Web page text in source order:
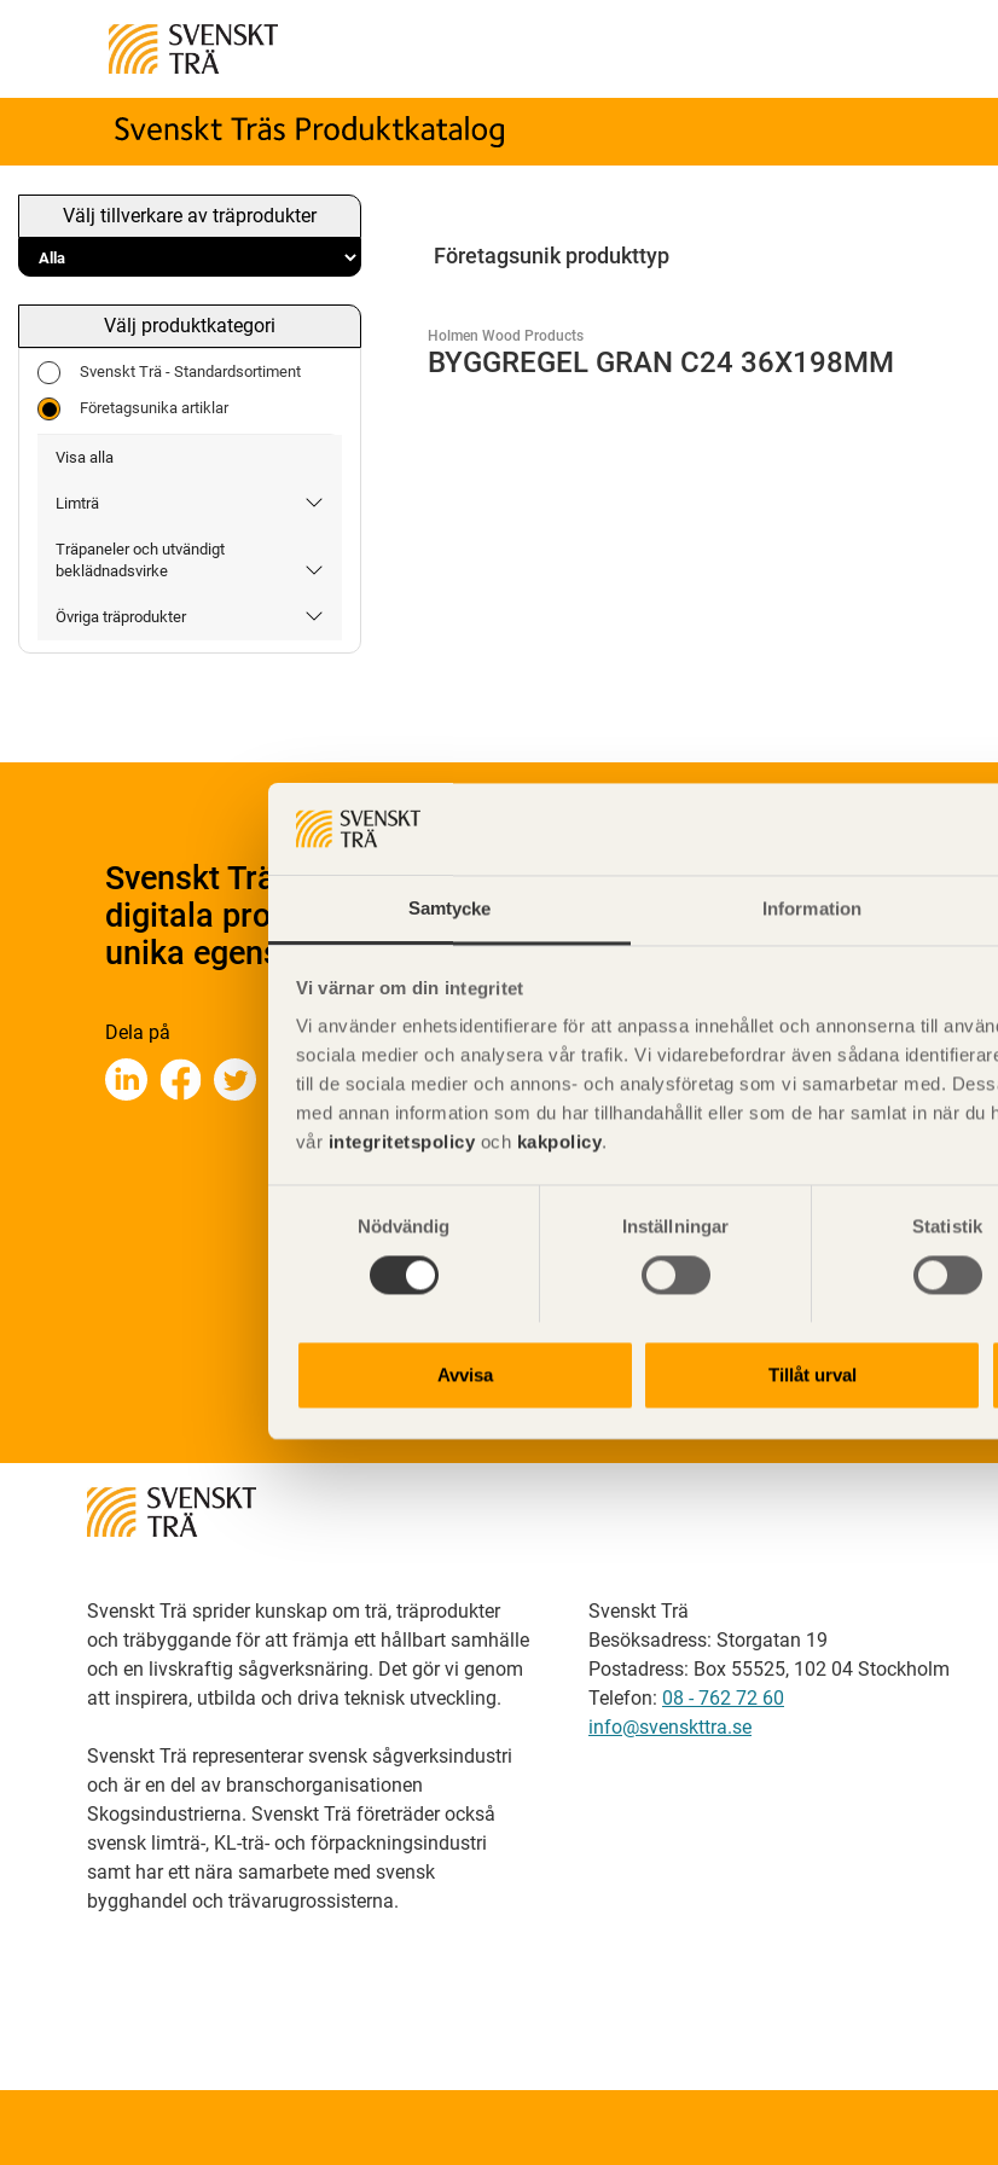
Samtycke Information
Vi värnar om din integritet
Vi använder enhetsidentifierare för att anpassa innehållet och annonserna till
sociala medier och analysera vår trafik. Vi vidarebefordrar även sådana
till de sociala medier och annons- och analysföretag som vi samarbetar med.
med annan information som du har tillhandahållit eller som de har samlat in när du
vår integritetspolicy och kakpolicy.
Nödvändig
Inställningar Statistik
Avvisa Tillåt urval
Välj tillverkare av träprodukter
Välj produktkategori
Svenskt Trä - Standardsortiment
Företagsunika artiklar
Visa alla
Limträ
Träpaneler och utvändigt
beklädnadsvirke
Övriga träprodukter
Företagsunik produkttyp
Holmen Wood Products
BYGGREGEL GRAN C24 36X198MM
Svenskt Träs Produktkatalog är svensk sågverksnärings
digitala produktkatalog för att beskriva träprodukter och deras
unika egenskaper.
Dela på
Svenskt Trä sprider kunskap om trä, träprodukter
och träbyggande för att främja ett hållbart samhälle
och en livskraftig sågverksnäring. Det gör vi genom
att inspirera, utbilda och driva teknisk utveckling.
Svenskt Trä representerar svensk sågverksindustri
och är en del av branschorganisationen
Skogsindustrierna. Svenskt Trä företräder också
svensk limträ-, KL-trä- och förpackningsindustri
samt har ett nära samarbete med svensk
bygghandel och trävarugrossisterna.
Svenskt Trä
Besöksadress: Storgatan 19
Postadress: Box 55525, 102 04 Stockholm
Telefon: 08 - 762 72 60
info@svenskttra.se